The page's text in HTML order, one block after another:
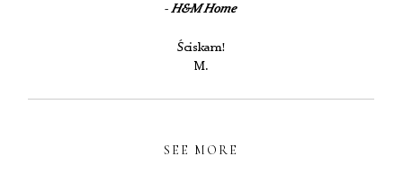
- H&M Home
Ściskam!
M.
SEE MORE